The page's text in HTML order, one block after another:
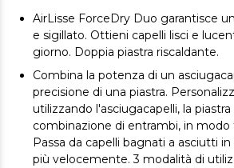
AirLisse ForceDry Duo garantisce
e sigillato. Ottieni capelli lisci e
giorno. Doppia piastra riscaldante.
Combina la potenza di un
precisione di una piastra.
utilizzando l'asciugacapelli, la piastra
combinazione di entrambi, in modo
Passa da capelli bagnati a asciutti
più velocemente. 3 modalità di